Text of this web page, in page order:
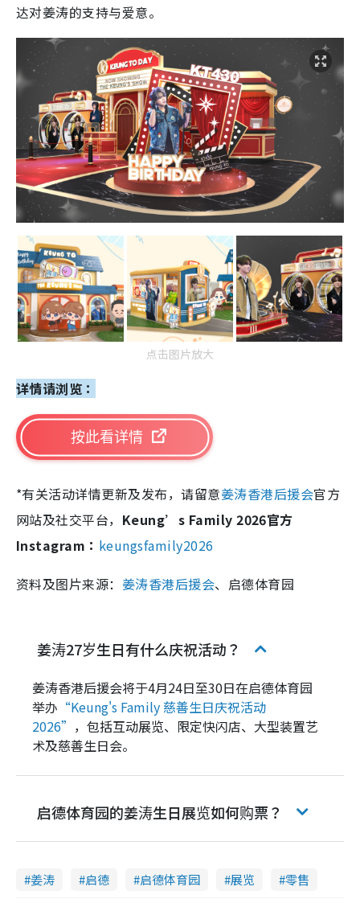
达对姜涛的支持与爱意。
点击图片放大
详情请浏览：
按此看详情
*有关活动详情更新及发布，请留意姜涛香港后援会官方
网站及社交平台， Keung’s Family 2026官方
Instagram： keungsfamily2026
资料及图片来源： 姜涛香港后援会、启德体育园
姜涛27岁生日有什么庆祝活动？
姜涛香港后援会将于4月24日至30日在启德体育园
举办 “Keung's Family 慈善生日庆祝活动
2026” ，包括互动展览、限定快闪店、大型装置艺
术及慈善生日会。
启德体育园的姜涛生日展览如何购票？
姜涛 启德 启德体育园 展览 零售